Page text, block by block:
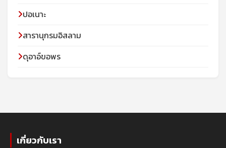
ปอเนาะ
สารานุกรมอิสลาม
ดุอาอ์ขอพร
เกี่ยวกับเรา